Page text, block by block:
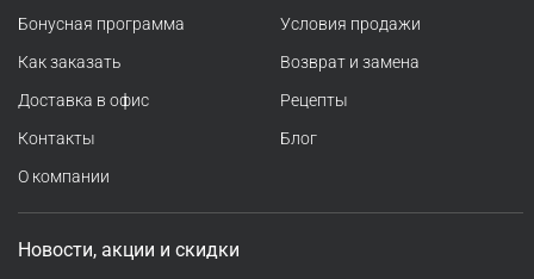
Бонусная программа
Как заказать
Доставка в офис
Контакты
О компании
Условия продажи
Возврат и замена
Рецепты
Блог
Новости, акции и скидки